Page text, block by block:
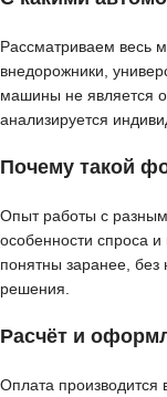
Рассматриваем весь
внедорожники,
машины не является
анализируется
Почему такой
Опыт работы с
особенности спроса
понятны заранее, без
решения.
Расчёт и
Оплата